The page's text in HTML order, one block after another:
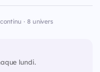
· 8 univers
lundi.